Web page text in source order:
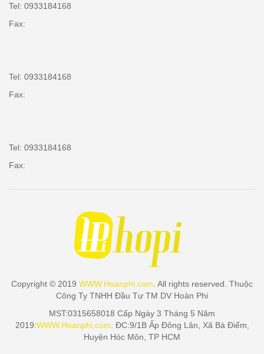
Tel: 0933184168
Fax:
Tel: 0933184168
Fax:
Tel: 0933184168
Fax:
Copyright © 2019 WWW.Hoanphi.com . All rights reserved. Thuộc
Công Ty TNHH Đầu Tư TM DV Hoàn Phi
MST:0315658018 Cấp Ngày 3 Tháng 5 Năm
2019:WWW.Hoanphi.com . ĐC:9/1B Ấp Đông Lân, Xã Bà Điểm,
Huyện Hóc Môn, TP HCM